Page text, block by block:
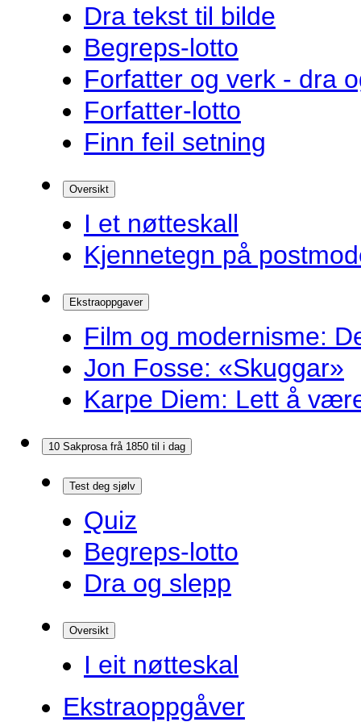
Dra tekst til bilde
Begreps-lotto
Forfatter og verk - dra
Forfatter-lotto
Finn feil setning
Oversikt
I et nøtteskall
Kjennetegn på
Ekstraoppgaver
Film og modernisme:
Jon Fosse: «Skuggar»
Karpe Diem: Lett å
10 Sakprosa frå 1850 til i dag
Test deg sjølv
Quiz
Begreps-lotto
Dra og slepp
Oversikt
I eit nøtteskal
Ekstraoppgåver